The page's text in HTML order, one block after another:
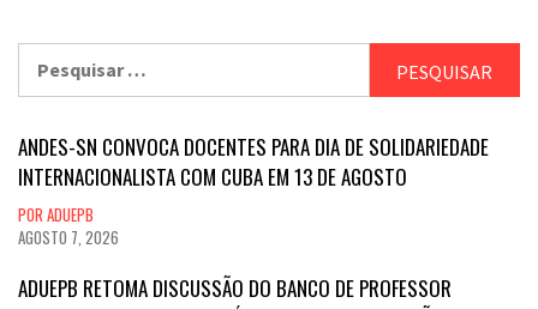
ANDES-SN CONVOCA DOCENTES PARA DIA DE SOLIDARIEDADE
INTERNACIONALISTA COM CUBA EM 13 DE AGOSTO
POR ADUEPB
AGOSTO 7, 2026
ADUEPB RETOMA DISCUSSÃO DO BANCO DE PROFESSOR